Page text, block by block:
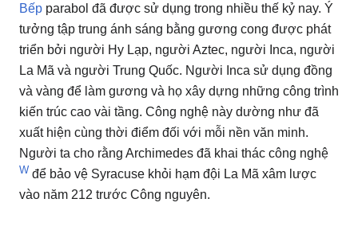
Bếp parabol đã được sử dụng trong nhiều thế kỷ nay. Ý
tưởng tập trung ánh sáng bằng gương cong được phát
triển bởi người Hy Lạp, người Aztec, người Inca, người
La Mã và người Trung Quốc. Người Inca sử dụng đồng
và vàng để làm gương và họ xây dựng những công trình
kiến ​​trúc cao vài tầng. Công nghệ này dường như đã
xuất hiện cùng thời điểm đối với mỗi nền văn minh.
Người ta cho rằng Archimedes đã khai thác công nghệ
W để bảo vệ Syracuse khỏi hạm đội La Mã xâm lược
vào năm 212 trước Công nguyên.